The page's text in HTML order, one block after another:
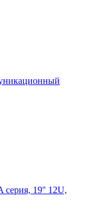
19'' 12U,